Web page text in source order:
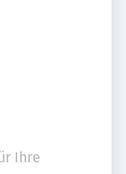
Ihre